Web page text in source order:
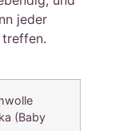
jeder
treffen.
(Baby